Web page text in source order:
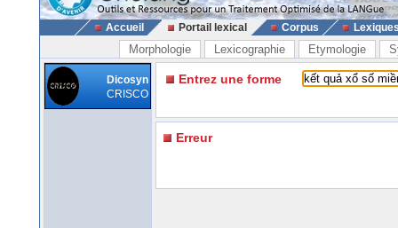
Accueil Portail lexical Corpus
Morphologie Lexicographie Etymologie
Dicosyn
CRISCO
Entrez une forme
Erreur